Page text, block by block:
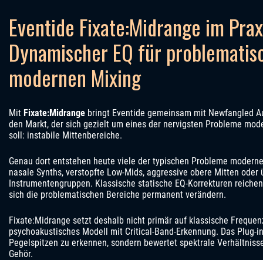
Eventide Fixate:Midrange im
Dynamischer EQ für
modernen Mixing
Mit Fixate:Midrange bringt Eventide gemeinsam mit Newfangled
den Markt, der sich gezielt um eines der nervigsten Probleme
soll: instabile Mittenbereiche.
Genau dort entstehen heute viele der typischen Probleme
nasale Synths, verstopfte Low-Mids, aggressive obere Mitten oder
Instrumentengruppen. Klassische statische EQ-Korrekturen
sich die problematischen Bereiche permanent verändern.
Fixate:Midrange setzt deshalb nicht primär auf klassische
psychoakustisches Modell mit Critical-Band-Erkennung. Das Plug-
Pegelspitzen zu erkennen, sondern bewertet spektrale
Gehör.